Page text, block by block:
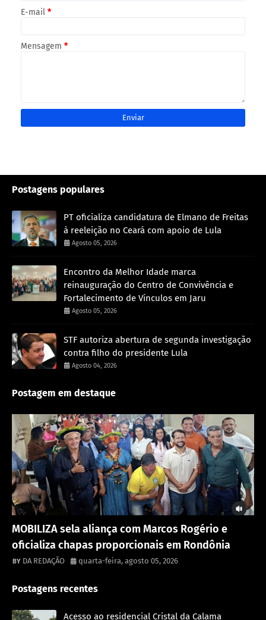
E-mail *
Mensagem *
Postagens populares
PT oficializa candidatura de Elmano de Freitas
à reeleição no Ceará com apoio de Lula
Agosto 05, 2026
Encontro da Melhor Idade marca
reinauguração do Centro de Convivência e
Fortalecimento de Vínculos em Jaru
Agosto 05, 2026
STF autoriza abertura de segunda investigação
contra filho do presidente Lula
Agosto 04, 2026
Postagem em destaque
MOBILIZA sela aliança com Marcos Rogério e
oficializa chapas proporcionais em Rondônia
DA REDAÇÃO quarta-feira, agosto 05, 2026
Postagens recentes
Acesso ao residencial Cristal da Calama